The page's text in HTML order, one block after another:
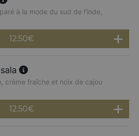
à la mode du sud de l'inde,
12.50€
crème fraîche et noix de cajou
12.50€